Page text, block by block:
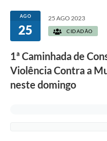
Licitações
Transparência
Concursos e Processos
AGO
25
25 AGO 2023
CIDADÃO
1ª Caminhada de
Violência Contra a
neste domingo